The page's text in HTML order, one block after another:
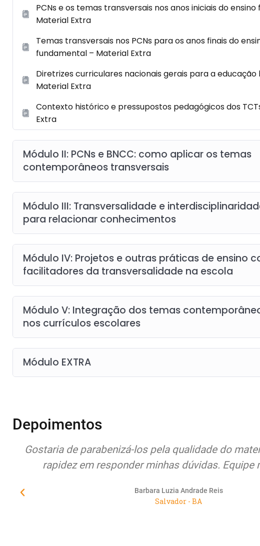
PCNs e os temas transversais nos anos iniciais do
Material Extra
Temas transversais nos PCNs para os anos finais do
fundamental – Material Extra
Diretrizes curriculares nacionais gerais para a educação
Material Extra
Contexto histórico e pressupostos pedagógicos dos
Extra
Módulo II: PCNs e BNCC: como aplicar os temas
contemporâneos transversais
Módulo III: Transversalidade e
para relacionar conhecimentos
Módulo IV: Projetos e outras práticas de ensino
facilitadores da transversalidade na escola
Módulo V: Integração dos temas
nos currículos escolares
Módulo EXTRA
Depoimentos
Quero expor meus sentimentos de pura alegria
atenção, compromisso, seriedade e
urgentemente de empresas como